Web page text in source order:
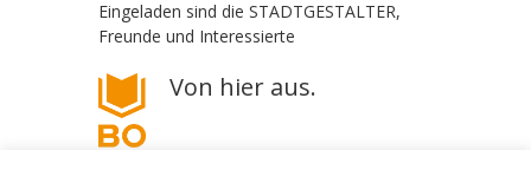
Eingeladen sind die STADTGESTALTER,
Freunde und Interessierte
Von hier aus.